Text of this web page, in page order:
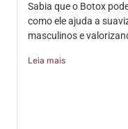
Sabia que o Botox
como ele ajuda a
masculinos e
Leia mais